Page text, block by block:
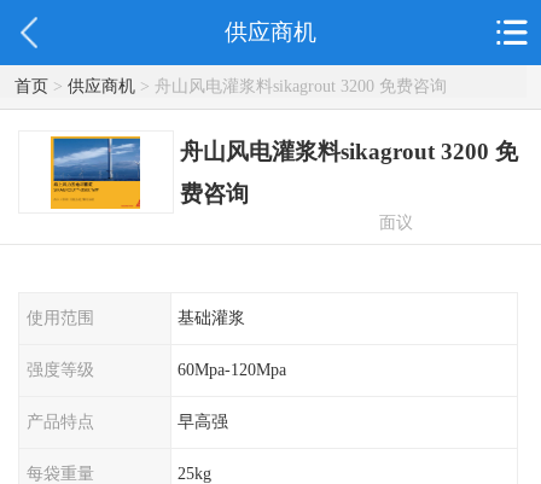
供应商机
首页> 供应商机> 舟山风电灌浆料sikagrout 3200 免费咨询
舟山风电灌浆料sikagrout 3200 免
费咨询
面议
使用范围 基础灌浆
强度等级 60Mpa-120Mpa
产品特点 早高强
每袋重量 25kg